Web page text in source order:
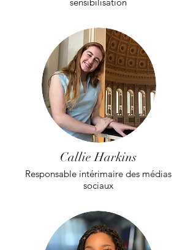
Callie Harkins
Responsable intérimaire des médias
sociaux